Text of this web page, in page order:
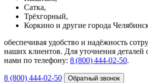
Сатка,
Трёхгорный,
Коркино и другие города
обеспечивая удобство и надёжность
наших клиентов. Для уточнения деталей
нами по телефону: 8 (800) 444‑02‑50.
8 (800) 444-02-50